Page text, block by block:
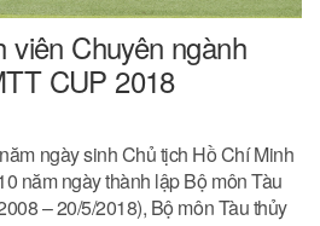
viên Chuyên ngành
CUP 2018
ngày sinh Chủ tịch Hồ Chí Minh
năm ngày thành lập Bộ môn Tàu
– 20/5/2018), Bộ môn Tàu thủy